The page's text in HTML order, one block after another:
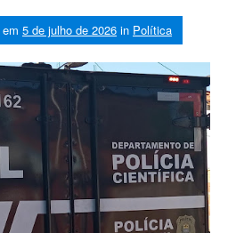
em 5 de julho de 2026 in Política